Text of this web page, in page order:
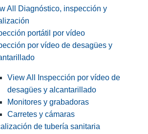
All Diagnóstico, inspección y
portátil por vídeo
por vídeo de desagües y
View All Inspección por vídeo de
desagües y alcantarillado
Monitores y grabadoras
Carretes y cámaras
de tubería sanitaria